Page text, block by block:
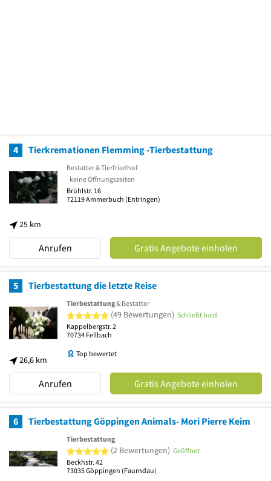
4 Tierkremationen Flemming -Tierbestattung
25 km
Bestatter & Tierfriedhof
keine Öffnungszeiten
Brühlstr. 16
72119Ammerbuch (Entringen)
Anrufen Gratis Angebote einholen
5 Tierbestattung die letzte Reise
26,6 km
Tierbestattung& Bestatter
5 von 5 Sternen
(49 Bewertungen) Schließt bald
Kappelbergstr. 2
70734 Fellbach
Top bewertet
Anrufen Gratis Angebote einholen
6 Tierbestattung Göppingen Animals- Mori Pierre Keim
Tierbestattung
5 von 5 Sternen
(2 Bewertungen) Geöffnet
Beckhstr. 42
73035Göppingen (Faurndau)